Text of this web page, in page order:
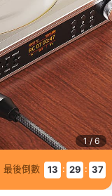
1 / 6
最後倒數 13 : 29 : 36